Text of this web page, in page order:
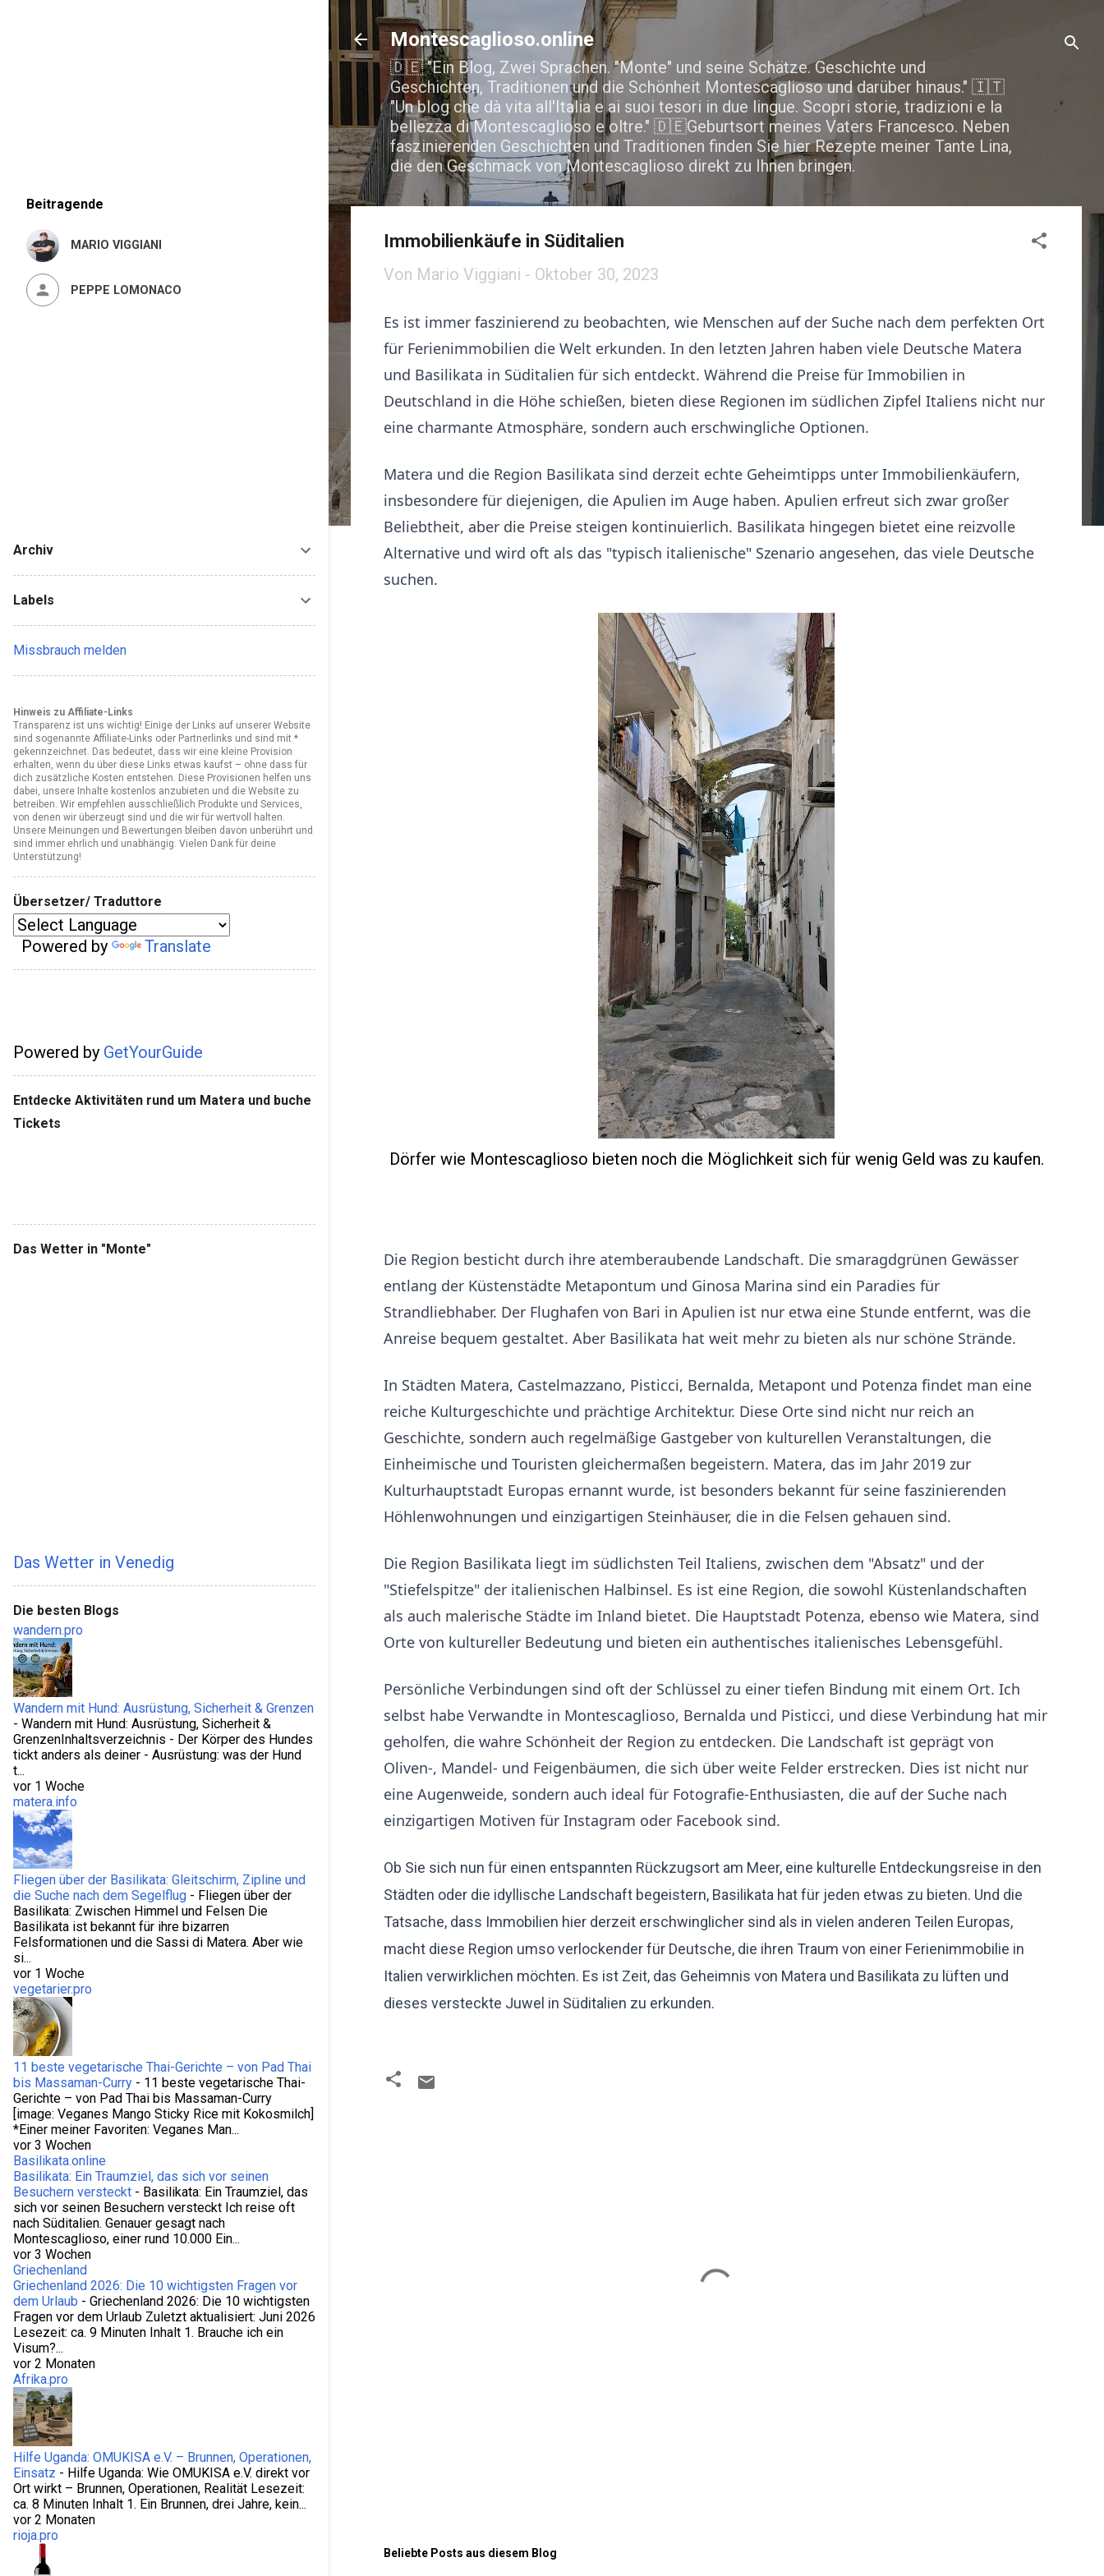
Direkt zum Hauptbereich
Montescaglioso.online
🇩🇪 "Ein Blog, Zwei Sprachen. "Monte" und seine Schätze. Geschichte und
Geschichten, Traditionen und die Schönheit Montescaglioso und darüber hinaus." 🇮🇹
"Un blog che dà vita all'Italia e ai suoi tesori in due lingue. Scopri storie, tradizioni e la
bellezza di Montescaglioso e oltre." 🇩🇪Geburtsort meines Vaters Francesco. Neben
faszinierenden Geschichten und Traditionen finden Sie hier Rezepte meiner Tante Lina,
die den Geschmack von Montescaglioso direkt zu Ihnen bringen.
Immobilienkäufe in Süditalien
Von Mario Viggiani - Oktober 30, 2023
Es ist immer faszinierend zu beobachten, wie Menschen auf der Suche nach dem perfekten Ort
für Ferienimmobilien die Welt erkunden. In den letzten Jahren haben viele Deutsche Matera
und Basilikata in Süditalien für sich entdeckt. Während die Preise für Immobilien in
Deutschland in die Höhe schießen, bieten diese Regionen im südlichen Zipfel Italiens nicht nur
eine charmante Atmosphäre, sondern auch erschwingliche Optionen.
Matera und die Region Basilikata sind derzeit echte Geheimtipps unter Immobilienkäufern,
insbesondere für diejenigen, die Apulien im Auge haben. Apulien erfreut sich zwar großer
Beliebtheit, aber die Preise steigen kontinuierlich. Basilikata hingegen bietet eine reizvolle
Alternative und wird oft als das "typisch italienische" Szenario angesehen, das viele Deutsche
suchen.
Dörfer wie Montescaglioso bieten noch die Möglichkeit sich für wenig Geld was zu kaufen.
Die Region besticht durch ihre atemberaubende Landschaft. Die smaragdgrünen Gewässer
entlang der Küstenstädte Metapontum und Ginosa Marina sind ein Paradies für
Strandliebhaber. Der Flughafen von Bari in Apulien ist nur etwa eine Stunde entfernt, was die
Anreise bequem gestaltet. Aber Basilikata hat weit mehr zu bieten als nur schöne Strände.
In Städten Matera, Castelmazzano, Pisticci, Bernalda, Metapont und Potenza findet man eine
reiche Kulturgeschichte und prächtige Architektur. Diese Orte sind nicht nur reich an
Geschichte, sondern auch regelmäßige Gastgeber von kulturellen Veranstaltungen, die
Einheimische und Touristen gleichermaßen begeistern. Matera, das im Jahr 2019 zur
Kulturhauptstadt Europas ernannt wurde, ist besonders bekannt für seine faszinierenden
Höhlenwohnungen und einzigartigen Steinhäuser, die in die Felsen gehauen sind.
Die Region Basilikata liegt im südlichsten Teil Italiens, zwischen dem "Absatz" und der
"Stiefelspitze" der italienischen Halbinsel. Es ist eine Region, die sowohl Küstenlandschaften
als auch malerische Städte im Inland bietet. Die Hauptstadt Potenza, ebenso wie Matera, sind
Orte von kultureller Bedeutung und bieten ein authentisches italienisches Lebensgefühl.
Persönliche Verbindungen sind oft der Schlüssel zu einer tiefen Bindung mit einem Ort. Ich
selbst habe Verwandte in Montescaglioso, Bernalda und Pisticci, und diese Verbindung hat mir
geholfen, die wahre Schönheit der Region zu entdecken. Die Landschaft ist geprägt von
Oliven-, Mandel- und Feigenbäumen, die sich über weite Felder erstrecken. Dies ist nicht nur
eine Augenweide, sondern auch ideal für Fotografie-Enthusiasten, die auf der Suche nach
einzigartigen Motiven für Instagram oder Facebook sind.
Ob Sie sich nun für einen entspannten Rückzugsort am Meer, eine kulturelle Entdeckungsreise in den
Städten oder die idyllische Landschaft begeistern, Basilikata hat für jeden etwas zu bieten. Und die
Tatsache, dass Immobilien hier derzeit erschwinglicher sind als in vielen anderen Teilen Europas,
macht diese Region umso verlockender für Deutsche, die ihren Traum von einer Ferienimmobilie in
Italien verwirklichen möchten. Es ist Zeit, das Geheimnis von Matera und Basilikata zu lüften und
dieses versteckte Juwel in Süditalien zu erkunden.
Beliebte Posts aus diesem Blog
Beitragende
MARIO VIGGIANI
PEPPE LOMONACO
Archiv
Labels
Missbrauch melden
Hinweis zu Affiliate-Links
Transparenz ist uns wichtig! Einige der Links auf unserer Website
sind sogenannte Affiliate-Links oder Partnerlinks und sind mit *
gekennzeichnet. Das bedeutet, dass wir eine kleine Provision
erhalten, wenn du über diese Links etwas kaufst – ohne dass für
dich zusätzliche Kosten entstehen. Diese Provisionen helfen uns
dabei, unsere Inhalte kostenlos anzubieten und die Website zu
betreiben. Wir empfehlen ausschließlich Produkte und Services,
von denen wir überzeugt sind und die wir für wertvoll halten.
Unsere Meinungen und Bewertungen bleiben davon unberührt und
sind immer ehrlich und unabhängig. Vielen Dank für deine
Unterstützung!
Übersetzer/ Traduttore
Powered by Translate
Powered by GetYourGuide
Entdecke Aktivitäten rund um Matera und buche
Tickets
Das Wetter in "Monte"
Das Wetter in Venedig
Die besten Blogs
wandern.pro
Wandern mit Hund: Ausrüstung, Sicherheit & Grenzen
- Wandern mit Hund: Ausrüstung, Sicherheit &
GrenzenInhaltsverzeichnis - Der Körper des Hundes
tickt anders als deiner - Ausrüstung: was der Hund
t...
vor 1 Woche
matera.info
Fliegen über der Basilikata: Gleitschirm, Zipline und
die Suche nach dem Segelflug - Fliegen über der
Basilikata: Zwischen Himmel und Felsen Die
Basilikata ist bekannt für ihre bizarren
Felsformationen und die Sassi di Matera. Aber wie
si...
vor 1 Woche
vegetarier.pro
11 beste vegetarische Thai-Gerichte – von Pad Thai
bis Massaman-Curry - 11 beste vegetarische Thai-
Gerichte – von Pad Thai bis Massaman-Curry
[image: Veganes Mango Sticky Rice mit Kokosmilch]
*Einer meiner Favoriten: Veganes Man...
vor 3 Wochen
Basilikata.online
Basilikata: Ein Traumziel, das sich vor seinen
Besuchern versteckt - Basilikata: Ein Traumziel, das
sich vor seinen Besuchern versteckt Ich reise oft
nach Süditalien. Genauer gesagt nach
Montescaglioso, einer rund 10.000 Ein...
vor 3 Wochen
Griechenland
Griechenland 2026: Die 10 wichtigsten Fragen vor
dem Urlaub - Griechenland 2026: Die 10 wichtigsten
Fragen vor dem Urlaub Zuletzt aktualisiert: Juni 2026
Lesezeit: ca. 9 Minuten Inhalt 1. Brauche ich ein
Visum?...
vor 2 Monaten
Afrika.pro
Hilfe Uganda: OMUKISA e.V. – Brunnen, Operationen,
Einsatz - Hilfe Uganda: Wie OMUKISA e.V. direkt vor
Ort wirkt – Brunnen, Operationen, Realität Lesezeit:
ca. 8 Minuten Inhalt 1. Ein Brunnen, drei Jahre, kein...
vor 2 Monaten
rioja.pro